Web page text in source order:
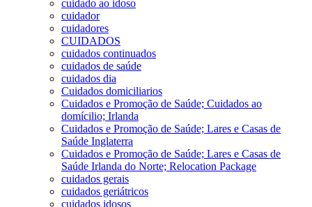
cuidado ao idoso
cuidador
cuidadores
CUIDADOS
cuidados continuados
cuidados de saúde
cuidados dia
Cuidados domiciliarios
Cuidados e Promoção de Saúde; Cuidados ao
domícilio; Irlanda
Cuidados e Promoção de Saúde; Lares e Casas de
Saúde Inglaterra
Cuidados e Promoção de Saúde; Lares e Casas de
Saúde Irlanda do Norte; Relocation Package
cuidados gerais
cuidados geriátricos
cuidados idosos